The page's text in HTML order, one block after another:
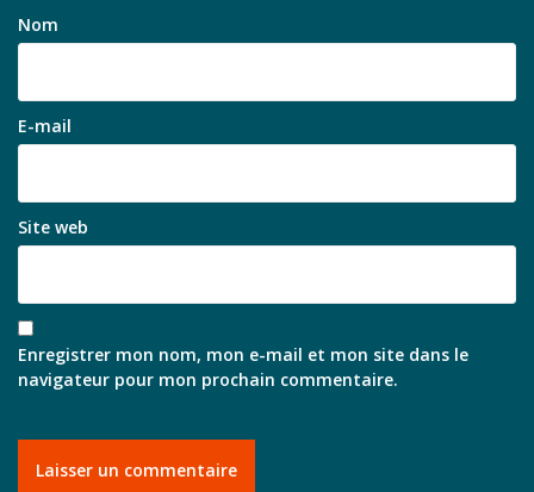
Nom
E-mail
Site web
Enregistrer mon nom, mon e-mail et mon site dans le
navigateur pour mon prochain commentaire.